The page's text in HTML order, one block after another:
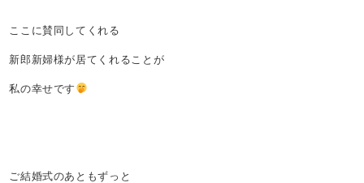
ここに賛同してくれる
新郎新婦様が居てくれることが
私の幸せです
ご結婚式のあともずっと